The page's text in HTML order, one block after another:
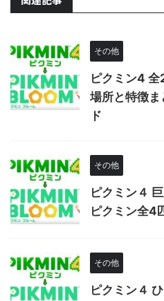
その他
ピクミン4
場所と特徴
ド
その他
ピクミン４
ピクミン全4
その他
ピクミン４